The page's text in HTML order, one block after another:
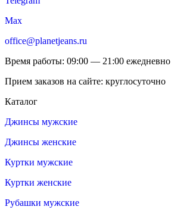
Max
office@planetjeans.ru
Время работы: 09:00 — 21:00 ежедневно
Прием заказов на сайте: круглосуточно
Каталог
Джинсы мужские
Джинсы женские
Куртки мужские
Куртки женские
Рубашки мужские